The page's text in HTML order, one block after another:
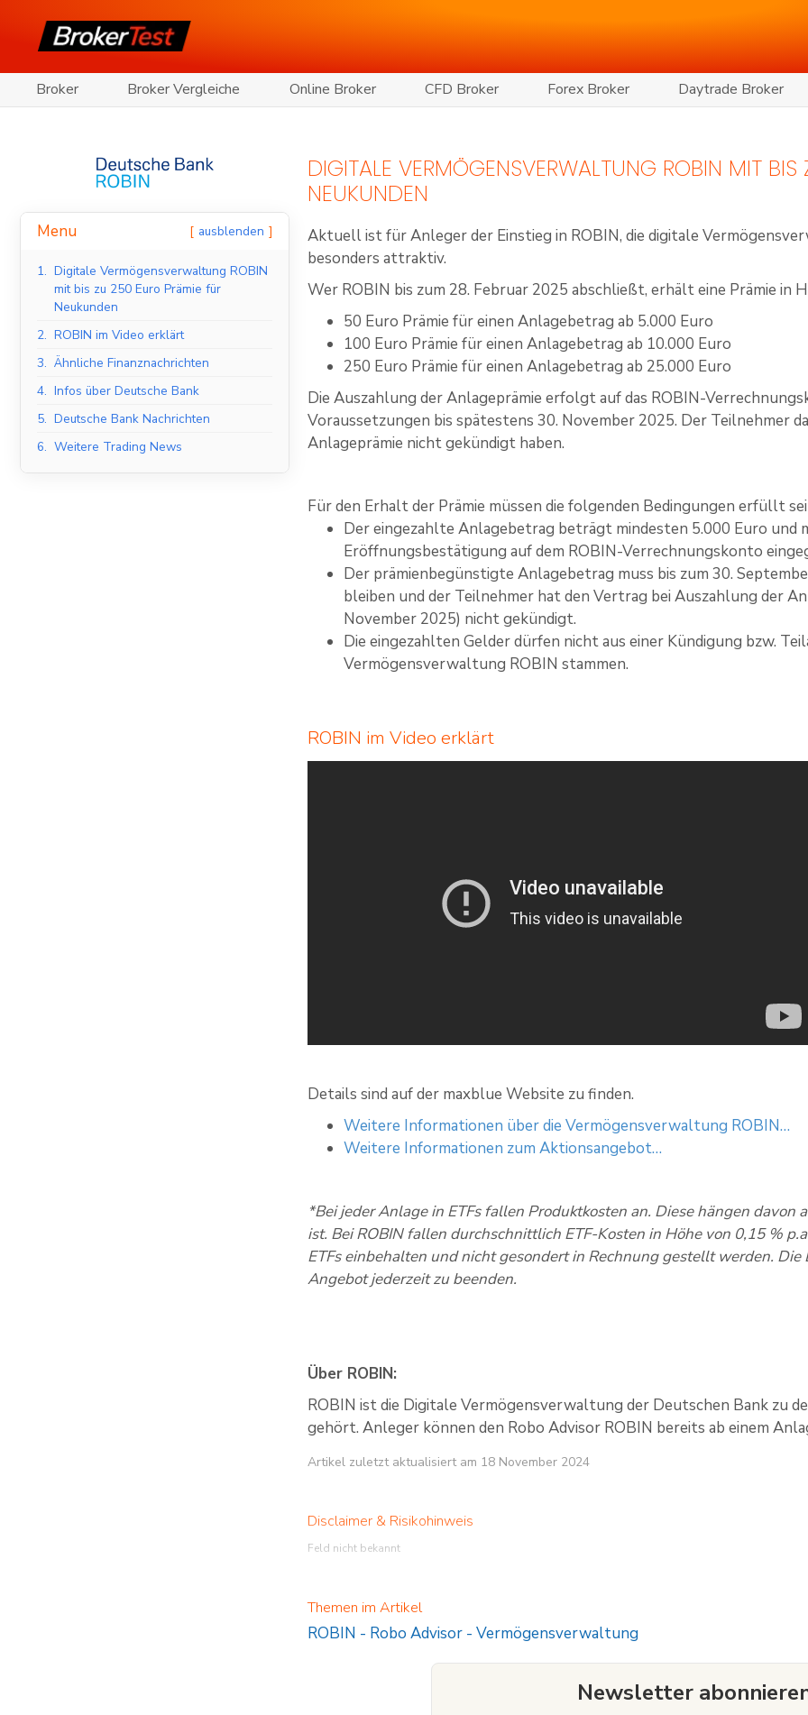
Broker Broker Vergleiche Online Broker CFD Broker Forex Broker Daytrade Broker
Menu ausblenden
1. Digitale Vermögensverwaltung ROBIN
mit bis zu 250 Euro Prämie für
Neukunden
2. ROBIN im Video erklärt
3. Ähnliche Finanznachrichten
4. Infos über Deutsche Bank
5. Deutsche Bank Nachrichten
6. Weitere Trading News
DIGITALE VERMÖGENSVERWALTUNG ROBIN MIT
NEUKUNDEN
Aktuell ist für Anleger der Einstieg in ROBIN, die digitale
besonders attraktiv.
Wer ROBIN bis zum 28. Februar 2025 abschließt, erhält eine Prämie in
50 Euro Prämie für einen Anlagebetrag ab 5.000 Euro
100 Euro Prämie für einen Anlagebetrag ab 10.000 Euro
250 Euro Prämie für einen Anlagebetrag ab 25.000 Euro
Die Auszahlung der Anlageprämie erfolgt auf das ROBIN-
Voraussetzungen bis spätestens 30. November 2025. Der Teilnehmer
Anlageprämie nicht gekündigt haben.
Für den Erhalt der Prämie müssen die folgenden Bedingungen erfüllt
Der eingezahlte Anlagebetrag beträgt mindesten 5.000 Euro und
Eröffnungsbestätigung auf dem ROBIN-Verrechnungskonto
Der prämienbegünstigte Anlagebetrag muss bis zum 30.
bleiben und der Teilnehmer hat den Vertrag bei Auszahlung der
November 2025) nicht gekündigt.
Die eingezahlten Gelder dürfen nicht aus einer Kündigung bzw.
Vermögensverwaltung ROBIN stammen.
ROBIN im Video erklärt
Details sind auf der maxblue Website zu finden.
Weitere Informationen über die Vermögensverwaltung ROBIN…
Weitere Informationen zum Aktionsangebot…
*Bei jeder Anlage in ETFs fallen Produktkosten an. Diese hängen davon
ist. Bei ROBIN fallen durchschnittlich ETF-Kosten in Höhe von 0,15 %
ETFs einbehalten und nicht gesondert in Rechnung gestellt werden. Die
Angebot jederzeit zu beenden.
Über ROBIN:
ROBIN ist die Digitale Vermögensverwaltung der Deutschen Bank zu
gehört. Anleger können den Robo Advisor ROBIN bereits ab einem
Artikel zuletzt aktualisiert am 18 November 2024
Disclaimer & Risikohinweis
Feld nicht bekannt
Themen im Artikel
ROBIN - Robo Advisor -Vermögensverwaltung
Newsletter